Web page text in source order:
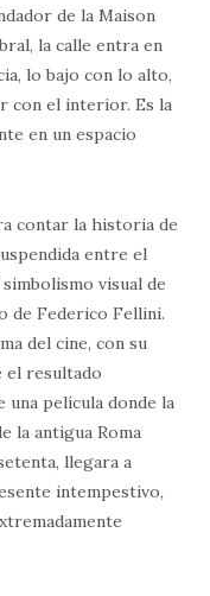
de la Maison
la calle entra en
lo bajo con lo alto,
con el interior. Es la
en un espacio
contar la historia de
entre el
visual de
de Federico Fellini.
del cine, con su
el resultado
película donde la
la antigua Roma
llegara a
intempestivo,